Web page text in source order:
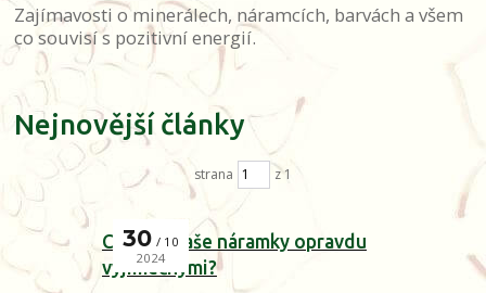
Zajímavosti o minerálech, náramcích, barvách a všem
co souvisí s pozitivní energií.
Nejnovější články
strana z 1
Co dělá naše náramky opravdu
výjimečnými?
30
10
2024